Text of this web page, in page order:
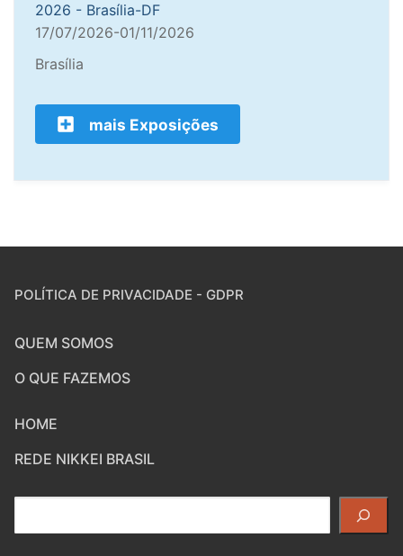
2026 - Brasília-DF
17/07/2026-01/11/2026
Brasília
mais Exposições
POLÍTICA DE PRIVACIDADE - GDPR
QUEM SOMOS
O QUE FAZEMOS
HOME
REDE NIKKEI BRASIL